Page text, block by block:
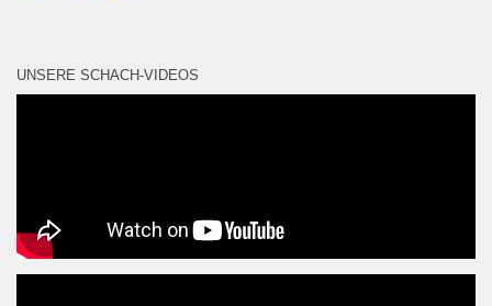
UNSERE SCHACH-VIDEOS